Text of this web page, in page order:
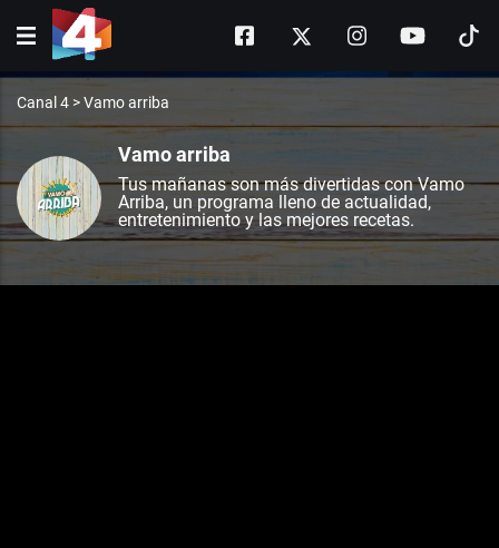
Canal 4 >Vamo arriba
Vamo arriba
Tus mañanas son más divertidas con Vamo
Arriba, un programa lleno de actualidad,
entretenimiento y las mejores recetas.